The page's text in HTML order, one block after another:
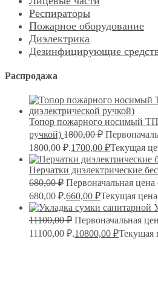
Респираторы
Пожарное оборудование
Диэлектрика
Дезинфицирующие
Распродажа
Топор пожарного носимый
ручкой) 1800,00₽
1800,00 ₽.1700,00 ₽Текущая
Перчатки диэлектрические
680,00₽ Первоначальная цена
680,00 ₽.660,00 ₽Текущая
11100,00₽ Первоначальная
11100,00 ₽.10800,00 ₽Текущая